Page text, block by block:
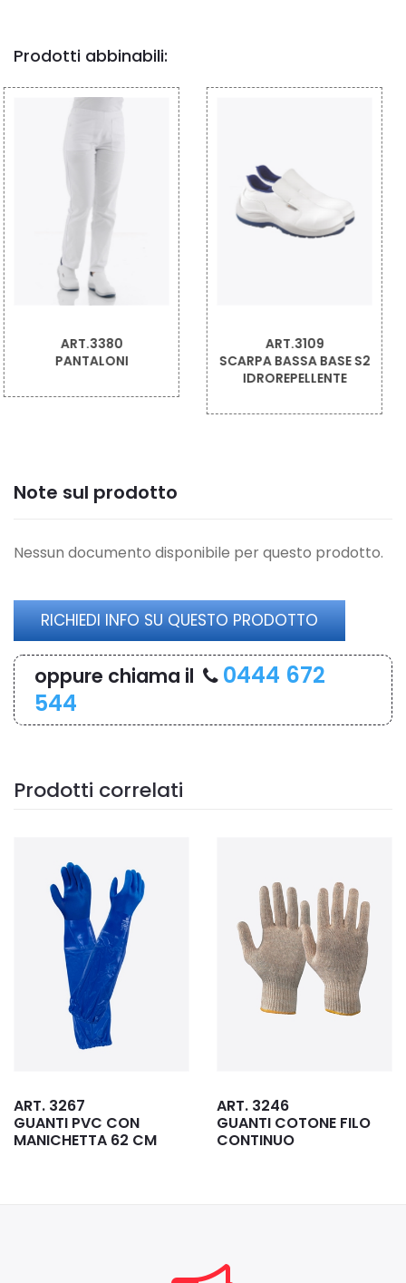
Prodotti abbinabili:
ART.3109
SCARPA BASSA BASE S2
ART.G0220
CAPPELLINO
Note sul prodotto
Nessun documento disponibile per questo prodotto.
RICHIEDI INFO SU QUESTO PRODOTTO
oppure chiama il
0444 672
544
Prodotti correlati
ART. 3246
GUANTI COTONE FILO
CONTINUO
ART. G2133
GUANTI DUO PE
LUNGHEZZA 90 CM